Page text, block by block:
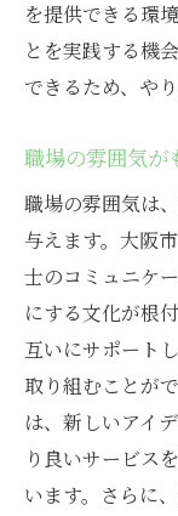
を提供できる環
とを実践する機
できるため、や
職場の雰囲気が
職場の雰囲気は
与えます。大阪
士のコミュニケ
にする文化が根
互いにサポート
取り組むことが
は、新しいアイ
り良いサービス
います。さらに